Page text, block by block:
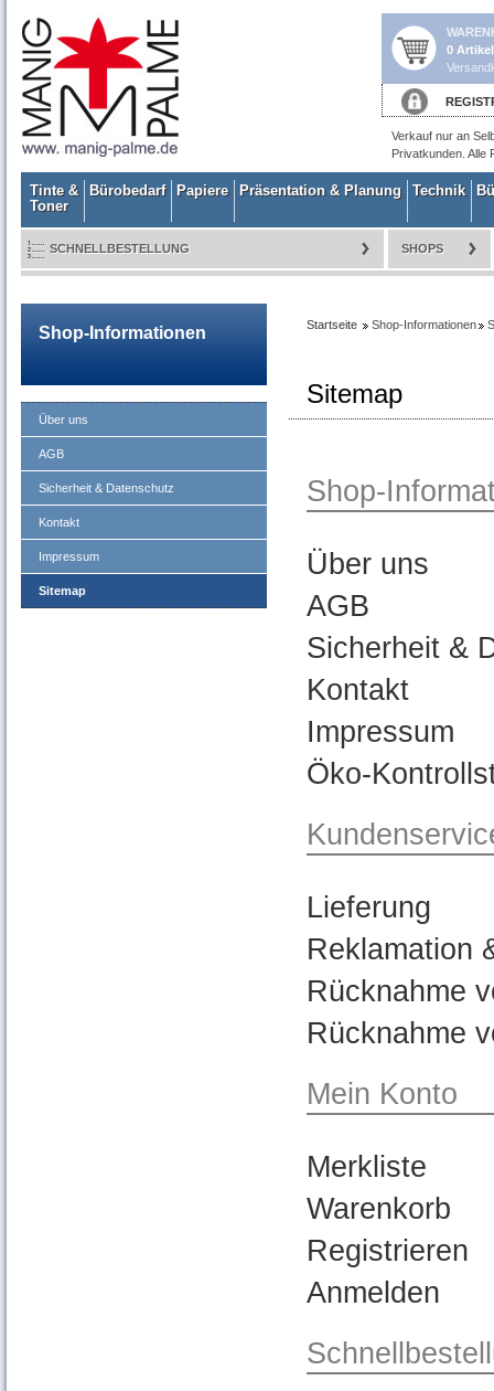
0
Verkauf nur an
Privatkunden. Alle
Tinte &
Toner
Bürobedarf Papiere Präsentation & Planung Technik
SCHNELLBESTELLUNG SHOPS
Shop-Informationen
Über uns
AGB
Sicherheit & Datenschutz
Kontakt
Impressum
Sitemap
Startseite Shop-Informationen
Sitemap
Shop-
Über uns
AGB
Sicherheit &
Kontakt
Impressum
Öko-
Lieferung
Reklamation
Rücknahme
Rücknahme
Mein Konto
Merkliste
Warenkorb
Registrieren
Anmelden